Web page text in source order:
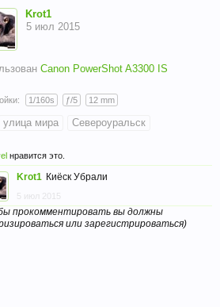
Krot1
5 июл 2015
Canon PowerShot A3300 IS
1/160s ƒ/5 12 mm
улица мира Североуральск
нравится это.
Krot1 Киёск Убрали
5 июл 2015
прокомментировать вы должны
или зарегистрироваться)